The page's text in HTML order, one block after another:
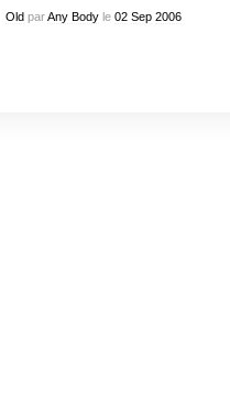
Old parAny Bodyle 02 Sep 2006